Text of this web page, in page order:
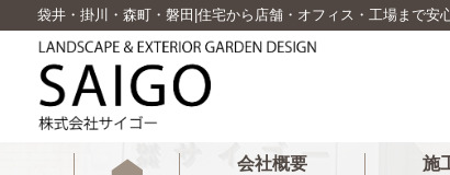
袋井・掛川・森町・磐田|住宅から店舗・オフィス・工場まで
会社概要 施